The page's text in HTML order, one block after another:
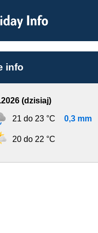
Info
info
(dzisiaj)
21 do 23 °C 0,3 mm
20 do 22 °C